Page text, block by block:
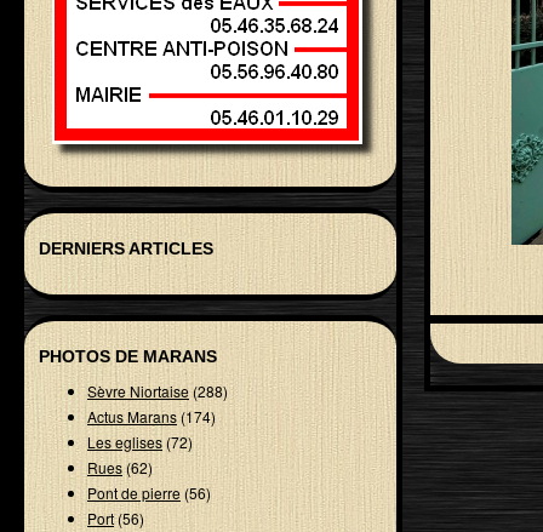
DERNIERS ARTICLES
PHOTOS DE MARANS
Sèvre Niortaise(288)
Actus Marans (174)
Les eglises(72)
Rues(62)
Pont de pierre(56)
Port(56)